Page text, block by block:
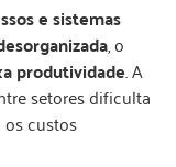
e sistemas
, o
produtividade. A
setores dificulta
custos